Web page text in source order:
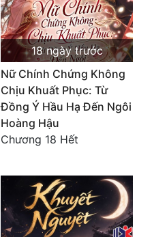
18 ngày trước
Nữ Chính Chứng Không
Chịu Khuất Phục: Từ
Đồng Ý Hầu Hạ Đến Ngôi
Hoàng Hậu
Chương 18 Hết